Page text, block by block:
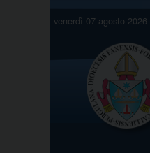
venerdì 07 agosto 2026